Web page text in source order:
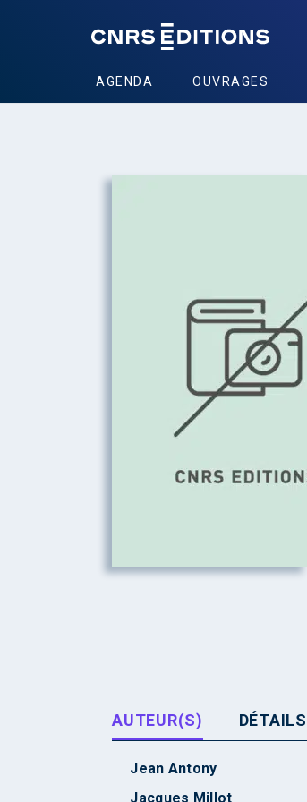
AGENDA OUVRAGES
AUTEUR(S) DÉTAILS
Jean Antony
Jacques Millot